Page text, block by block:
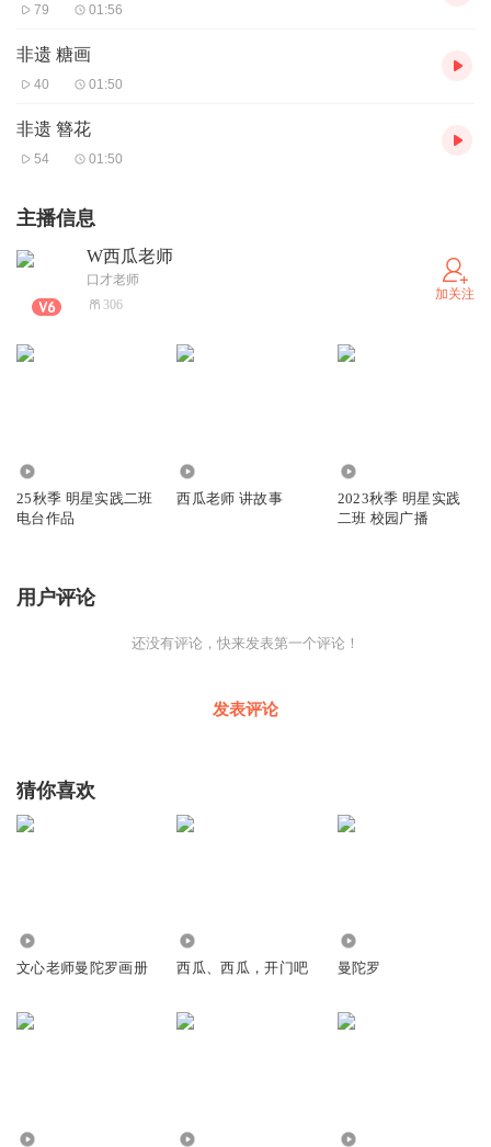
79 01:56
非遗 糖画
40 01:50
非遗 簪花
54 01:50
主播信息
W西瓜老师
口才老师
306
加关注
25秋季 明星实践二班
电台作品
西瓜老师 讲故事
2023秋季 明星实践
二班 校园广播
用户评论
还没有评论，快来发表第一个评论！
发表评论
猜你喜欢
文心老师曼陀罗画册 西瓜、西瓜，开门吧 曼陀罗